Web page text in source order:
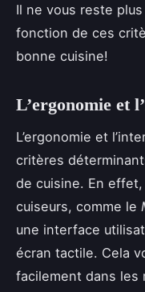
Il ne vous reste
fonction de ces
bonne cuisine!
L’ergonomie et
L’ergonomie et
critères
de cuisine. En
cuiseurs, comme le
une interface
écran tactile. Cela
facilement dans les